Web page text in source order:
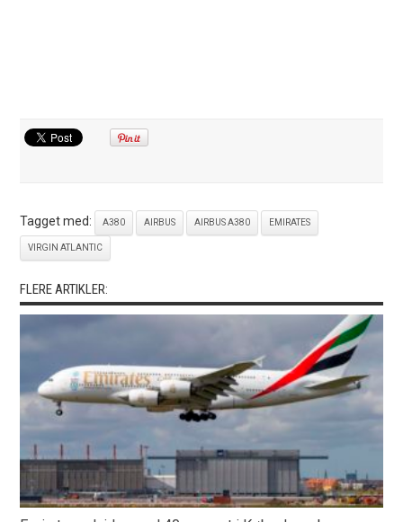
Tagget med: A380 AIRBUS AIRBUS A380 EMIRATES
VIRGIN ATLANTIC
FLERE ARTIKLER: